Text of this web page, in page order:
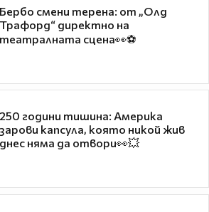
Бербо смени терена: от „Олд
Трафорд“ директно на
театралната сцена👀⚽
250 години тишина: Америка
зарови капсула, която никой жив
днес няма да отвори👀💥